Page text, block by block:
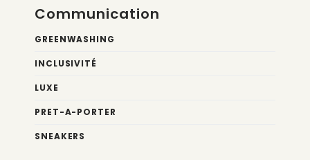
Communication
GREENWASHING
INCLUSIVITÉ
LUXE
PRET-A-PORTER
SNEAKERS